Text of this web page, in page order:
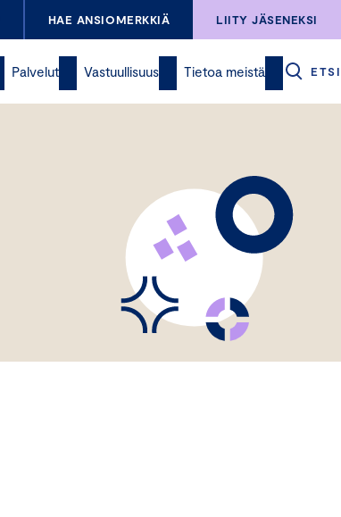
HAE ANSIOMERKKIÄ LIITY JÄSENEKSI
Palvelut Vastuullisuus Tietoa meistä ETSI